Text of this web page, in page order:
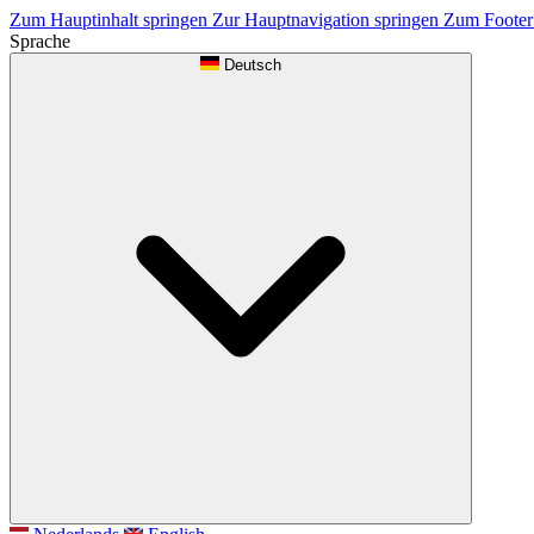
Zum Hauptinhalt springen Zur Hauptnavigation springen Zum
Sprache
Deutsch